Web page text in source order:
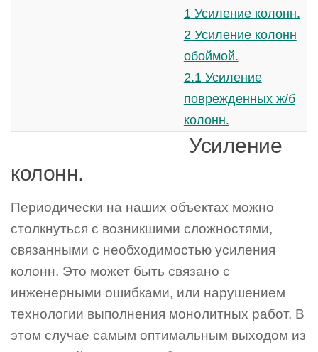
1 Усиление колонн.
2 Усиление колонн
обоймой.
2.1 Усиление
поврежденных ж/б
колонн.
Усиление
колонн.
Периодически на наших объектах можно
столкнуться с возникшими сложностями,
связанными с необходимостью усиления
колонн. Это может быть связано с
инженерными ошибками, или нарушением
технологии выполнения монолитных работ. В
этом случае самым оптимальным выходом из